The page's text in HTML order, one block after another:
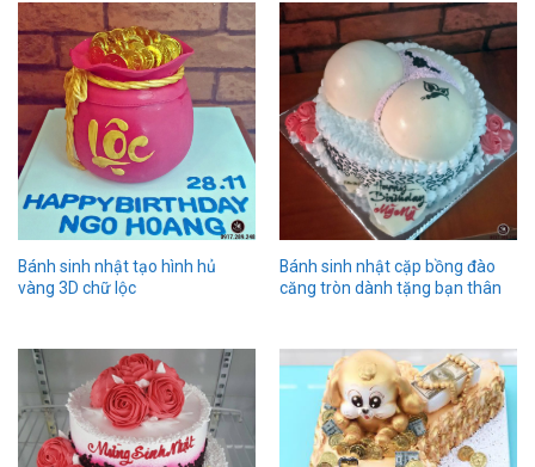
Bánh sinh nhật tạo hình hủ
vàng 3D chữ lộc
Bánh sinh nhật cặp bồng đào
căng tròn dành tặng bạn thân